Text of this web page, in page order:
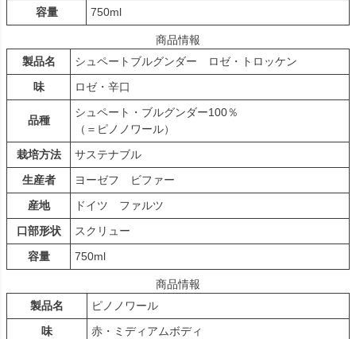
容量
750ml
商品情報
製品名
シュペートブルグンダー ロゼ・トロッケン
味
ロゼ・辛口
品種
シュペート・ブルグンダー100％
（＝ピノノワール）
栽培方法
サステナブル
生産者
ヨーゼフ ビファー
産地
ドイツ ファルツ
口部形状
スクリュー
容量
750ml
商品情報
製品名
ピノノワール
味
赤・ミディアムボディ